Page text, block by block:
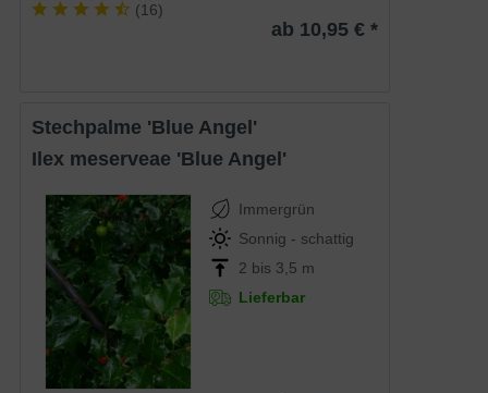
(16)
ab 10,95 € *
Stechpalme 'Blue Angel'
Ilex meserveae 'Blue Angel'
Immergrün
Sonnig - schattig
2 bis 3,5 m
Lieferbar